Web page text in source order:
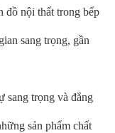
đồ nội thất trong bếp
sang trọng, gần
sang trọng và đẳng
sản phẩm chất